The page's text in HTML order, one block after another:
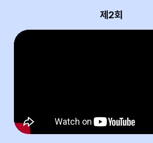
제2회